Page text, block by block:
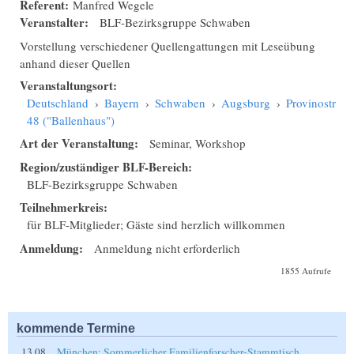
Referent: Manfred Wegele
Veranstalter:
BLF-Bezirksgruppe Schwaben
Vorstellung verschiedener Quellengattungen mit Leseübung
anhand dieser Quellen
Veranstaltungsort:
Deutschland › Bayern › Schwaben › Augsburg › Provinostraße
48 ("Ballenhaus")
Art der Veranstaltung: Seminar, Workshop
Region/zuständiger BLF-Bereich:
BLF-Bezirksgruppe Schwaben
Teilnehmerkreis:
für BLF-Mitglieder; Gäste sind herzlich willkommen
Anmeldung: Anmeldung nicht erforderlich
1855 Aufrufe
kommende Termine